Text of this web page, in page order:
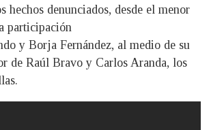
hechos denunciados, desde el menor
participación
y Borja Fernández, al medio de su
de Raúl Bravo y Carlos Aranda, los